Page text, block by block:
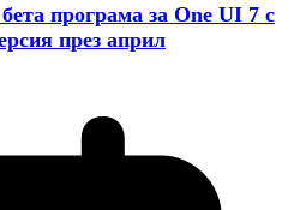
програма за One UI 7 с
през април